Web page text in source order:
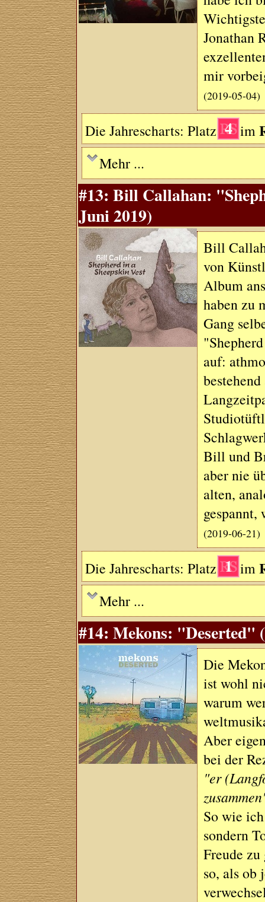
Jonathan
mir
(2019-05-04)
Die Jahrescharts: Platz 4 im
Mehr ...
#13: Bill Callahan:
Juni 2019)
Bill
von
Album
haben zu
Gang
auf:
Bill und
aber nie
alten,
gespannt,
(2019-06-21)
Die Jahrescharts: Platz 1 im
Mehr ...
#14: Mekons: "Deserted"
Die
ist wohl
warum
Aber
bei der
"er
So wie
sondern
Freude
so, als ob